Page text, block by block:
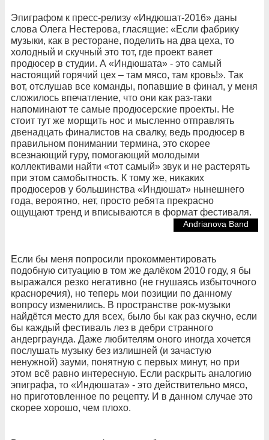
Эпиграфом к пресс-релизу «Индюшат-2016» даны
слова Олега Нестерова, гласящие: «Если фабрику
музыки, как в ресторане, поделить на два цеха, то
холодный и скучный это тот, где проект ваяет
продюсер в студии. А «Индюшата» - это самый
настоящий горячий цех – там мясо, там кровь!». Так
вот, отслушав все команды, попавшие в финал, у меня
сложилось впечатление, что они как раз-таки
напоминают те самые продюсерские проекты. Не
стоит тут же морщить нос и мысленно отправлять
двенадцать финалистов на свалку, ведь продюсер в
правильном понимании термина, это скорее
всезнающий гуру, помогающий молодыми
коллективами найти «тот самый» звук и не растерять
при этом самобытность. К тому же, никаких
продюсеров у большинства «Индюшат» нынешнего
года, вероятно, нет, просто ребята прекрасно
ощущают тренд и вписываются в формат фестиваля.
Andrianova Band
Если бы меня попросили прокомментировать
подобную ситуацию в том же далёком 2010 году, я бы
выражался резко негативно (не гнушаясь избыточного
красноречия), но теперь мои позиции по данному
вопросу изменились. В пространстве рок-музыки
найдётся место для всех, было бы как раз скучно, если
бы каждый фестиваль лез в дебри странного
андерграунда. Даже любителям оного иногда хочется
послушать музыку без излишней (и зачастую
ненужной) зауми, понятную с первых минут, но при
этом всё равно интересную. Если раскрыть аналогию
эпиграфа, то «Индюшата» - это действительно мясо,
но приготовленное по рецепту. И в данном случае это
скорее хорошо, чем плохо.